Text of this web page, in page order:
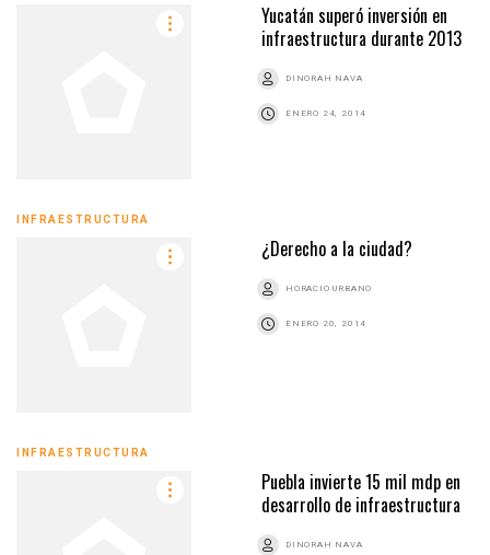
Yucatán superó inversión en
infraestructura durante 2013
DINORAH NAVA
ENERO 24, 2014
INFRAESTRUCTURA
¿Derecho a la ciudad?
HORACIO URBANO
ENERO 20, 2014
INFRAESTRUCTURA
Puebla invierte 15 mil mdp en
desarrollo de infraestructura
DINORAH NAVA